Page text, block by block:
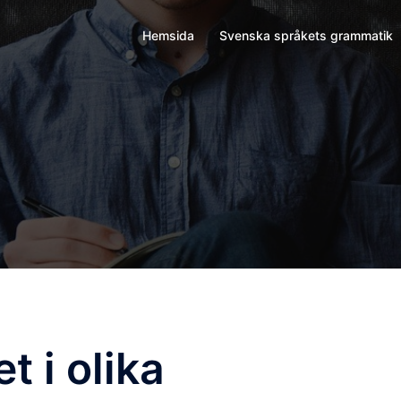
Hemsida Svenska språkets grammatik
i olika